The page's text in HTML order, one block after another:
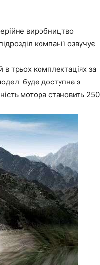
виробництво
компанії озвучує
трьох комплектаціях за
буде доступна з
мотора становить 250